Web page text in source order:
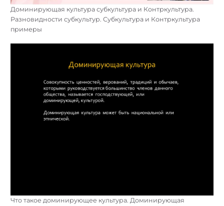
Доминирующая культура субкультура и Контркультура.
Разновидности субкультур. Субкультура и Контркультура
примеры
Что такое доминирующее культура. Доминирующая